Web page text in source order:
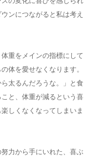
ンにつながると私は考え
重をメインの指標にして
体を愛せなくなります。
太るんだろうな。」と食
と、体重が減るという喜
しくなくなってしまいま
力から手にいれた、喜ぶ